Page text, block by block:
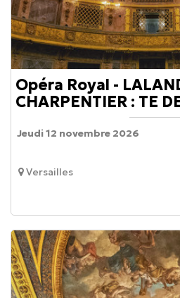
Opéra Royal -
CHARPENTIER : TE
Versailles
Jeudi 12 novembre 2026